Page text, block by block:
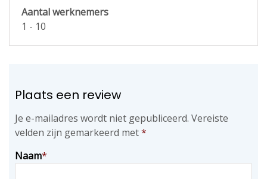
Aantal werknemers
1 - 10
Plaats een review
Je e-mailadres wordt niet gepubliceerd. Vereiste
velden zijn gemarkeerd met*
Naam*